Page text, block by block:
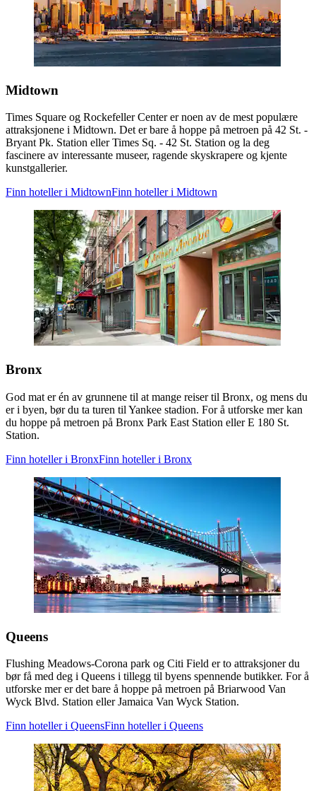
Midtown
Times Square og Rockefeller Center er noen av de mest populære
attraksjonene i Midtown. Det er bare å hoppe på metroen på 42 St. -
Bryant Pk. Station eller Times Sq. - 42 St. Station og la deg
fascinere av interessante museer, ragende skyskrapere og kjente
kunstgallerier.
Finn hoteller i MidtownFinn hoteller i Midtown
Bronx
God mat er én av grunnene til at mange reiser til Bronx, og mens du
er i byen, bør du ta turen til Yankee stadion. For å utforske mer kan
du hoppe på metroen på Bronx Park East Station eller E 180 St.
Station.
Finn hoteller i BronxFinn hoteller i Bronx
Queens
Flushing Meadows-Corona park og Citi Field er to attraksjoner du
bør få med deg i Queens i tillegg til byens spennende butikker. For å
utforske mer er det bare å hoppe på metroen på Briarwood Van
Wyck Blvd. Station eller Jamaica Van Wyck Station.
Finn hoteller i QueensFinn hoteller i Queens